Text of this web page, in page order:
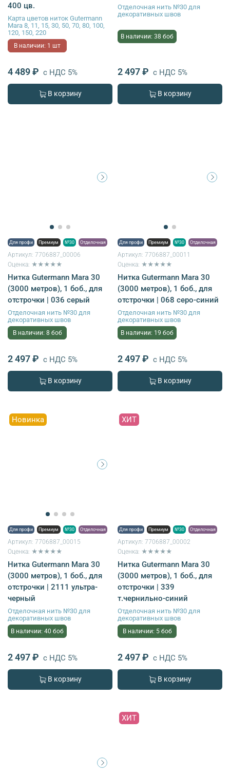
400 цв.
Карта цветов ниток Gutermann
Mara 8, 11, 15, 30, 50, 70, 80, 100,
120, 150, 220
В наличии: 1 шт
4 489 ₽ с НДС 5%
В корзину
Отделочная нить №30 для
декоративных швов
В наличии: 38 боб
2 497 ₽ с НДС 5%
В корзину
Для профи Премиум №30 Отделочная
Артикул: 7706887_00006
Оценка: ★★★★★
Нитка Gutermann Mara 30
(3000 метров), 1 боб., для
отстрочки | 036 серый
Отделочная нить №30 для
декоративных швов
В наличии: 8 боб
2 497 ₽ с НДС 5%
В корзину
Для профи Премиум №30 Отделочная
Артикул: 7706887_00011
Оценка: ★★★★★
Нитка Gutermann Mara 30
(3000 метров), 1 боб., для
отстрочки | 068 серо-синий
Отделочная нить №30 для
декоративных швов
В наличии: 19 боб
2 497 ₽ с НДС 5%
В корзину
Новинка
Для профи Премиум №30 Отделочная
Артикул: 7706887_00015
Оценка: ★★★★★
Нитка Gutermann Mara 30
(3000 метров), 1 боб., для
отстрочки | 2111 ультра-
черный
Отделочная нить №30 для
декоративных швов
В наличии: 40 боб
2 497 ₽ с НДС 5%
В корзину
ХИТ
Для профи Премиум №30 Отделочная
Артикул: 7706887_00002
Оценка: ★★★★★
Нитка Gutermann Mara 30
(3000 метров), 1 боб., для
отстрочки | 339
т.чернильно-синий
Отделочная нить №30 для
декоративных швов
В наличии: 5 боб
2 497 ₽ с НДС 5%
В корзину
ХИТ